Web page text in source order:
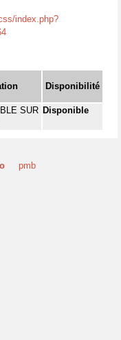
index.php?
Disponibilité
SUR Disponible
pmb